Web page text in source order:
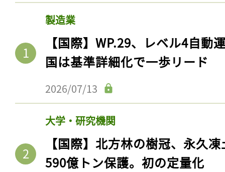
製造業
【国際】WP.29、レベル4自動
国は基準詳細化で一歩リード
2026/07/13
大学・研究機関
【国際】北方林の樹冠、永久
590億トン保護。初の定量化